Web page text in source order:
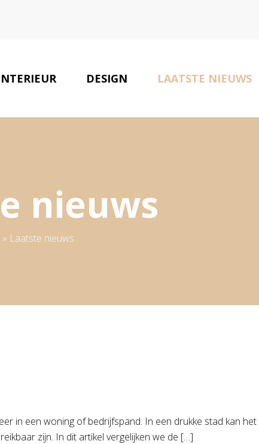
DESIGN LAATSTE NIEUWS
nieuws
» Laatste nieuws
in een woning of bedrijfspand. In een drukke stad kan het
zijn. In dit artikel vergelijken we de […]